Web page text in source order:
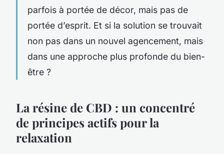
parfois à portée de décor, mais pas de
portée d’esprit. Et si la solution se trouvait
non pas dans un nouvel agencement, mais
dans une approche plus profonde du bien-
être ?
La résine de CBD : un concentré
de principes actifs pour la
relaxation